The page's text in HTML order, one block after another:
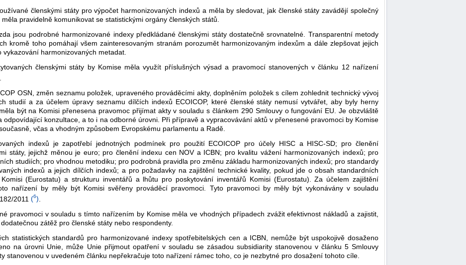
členskými státy pro výpočet harmonizovaných indexů a měla by sledovat, jak členské státy zavádějí společný
pravidelně komunikovat se statistickými orgány členských států.
jsou podrobné harmonizované indexy předkládané členskými státy dostatečně srovnatelné. Transparentní metody
kromě toho pomáhají všem zainteresovaným stranám porozumět harmonizovaným indexům a dále zlepšovat jejich
harmonizovaných metadat.
členskými státy by Komise měla využít příslušných výsad a pravomocí stanovených v článku 12 nařízení
OSN, změn seznamu položek, upraveného prováděcími akty, doplněním položek s cílem zohlednit technický vývoj
studií a za účelem úpravy seznamu dílčích indexů ECOICOP, které členské státy nemusí vytvářet, aby byly herny
být na Komisi přenesena pravomoc přijímat akty v souladu s článkem 290 Smlouvy o fungování EU. Je obzvláště
konzultace, a to i na odborné úrovni. Při přípravě a vypracovávání aktů v přenesené pravomoci by Komise
včas a vhodným způsobem Evropskému parlamentu a Radě.
indexů je zapotřebí jednotných podmínek pro použití ECOICOP pro účely HISC a HISC-SD; pro členění
státy, jejichž měnou je euro; pro členění indexu cen NOV a ICBN; pro kvalitu vážení harmonizovaných indexů; pro
studiích; pro vhodnou metodiku; pro podrobná pravidla pro změnu základu harmonizovaných indexů; pro standardy
indexů a jejich dílčích indexů; a pro požadavky na zajištění technické kvality, pokud jde o obsah standardních
(Eurostatu) a strukturu inventářů a lhůtu pro poskytování inventářů Komisi (Eurostatu). Za účelem zajištění
nařízení by měly být Komisi svěřeny prováděcí pravomoci. Tyto pravomoci by měly být vykonávány v souladu
2011 (6)
pravomoci v souladu s tímto nařízením by Komise měla ve vhodných případech zvážit efektivnost nákladů a zajistit,
zátěž pro členské státy nebo respondenty.
statistických standardů pro harmonizované indexy spotřebitelských cen a ICBN, nemůže být uspokojivě dosaženo
na úrovni Unie, může Unie přijmout opatření v souladu se zásadou subsidiarity stanovenou v článku 5 Smlouvy
stanovenou v uvedeném článku nepřekračuje toto nařízení rámec toho, co je nezbytné pro dosažení tohoto cíle.